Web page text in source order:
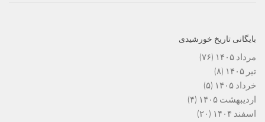
بایگانی تاریخ خورشیدی
مرداد ۱۴۰۵
(۷۶)
تیر ۱۴۰۵
(۸)
خرداد ۱۴۰۵
(۵)
اردیبهشت ۱۴۰۵
(۴)
اسفند ۱۴۰۴
(۲۰)